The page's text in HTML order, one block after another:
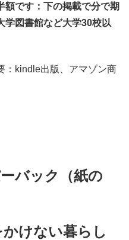
額です：下の掲載で分で期
学図書館など大学30校以
：kindle出版、アマゾン商
バック（紙の
けない暮らし